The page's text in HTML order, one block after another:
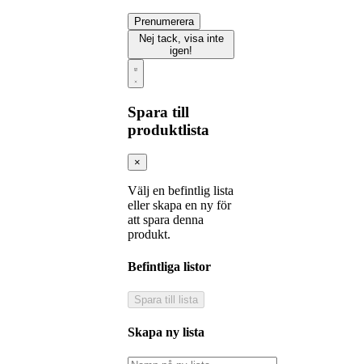
Prenumerera
Nej tack, visa inte
igen!
Spara till
produktlista
×
Välj en befintlig lista
eller skapa en ny för
att spara denna
produkt.
Befintliga listor
Spara till lista
Skapa ny lista